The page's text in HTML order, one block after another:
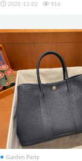
2021-11-22 916
Garden Party